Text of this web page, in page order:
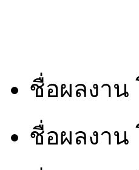
ชื่อผลงาน
ชื่อผลงาน